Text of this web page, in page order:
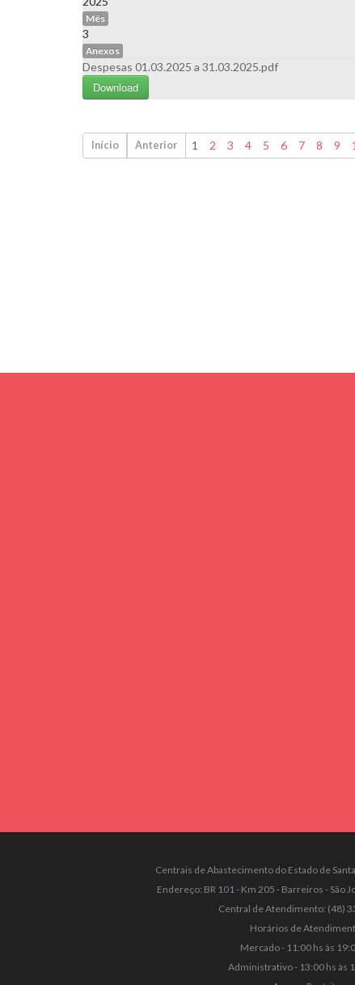
Mês
3
Anexos
Despesas 01.03.2025 a 31.03.2025.pdf
Download
Início Anterior 1 2 3 4 5 6 7 8 9
Centrais de Abastecimento do Estado de Santa
Endereço: BR 101 - Km 205 - Barreiros - São
Central de Atendimento: (48)
Horários de
Mercado - 11:00 hs às
Administrativo - 13:00 hs às